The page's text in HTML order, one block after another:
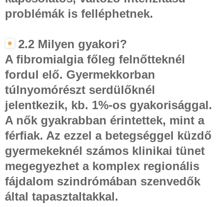
problémák is felléphetnek.
2.2 Milyen gyakori?
A fibromialgia főleg felnőtteknél
fordul elő. Gyermekkorban
túlnyomórészt serdülőknél
jelentkezik, kb. 1%-os gyakorisággal.
A nők gyakrabban érintettek, mint a
férfiak. Az ezzel a betegséggel küzdő
gyermekeknél számos klinikai tünet
megegyezhet a komplex regionális
fájdalom szindrómában szenvedők
által tapasztaltakkal.